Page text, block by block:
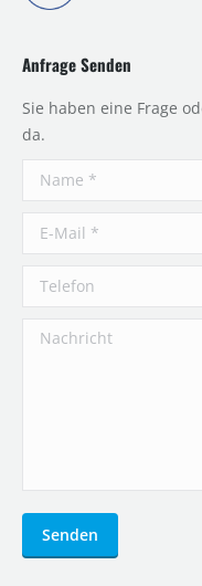
Anfrage Senden
Sie haben eine Frage
da.
Name *
E-Mail *
Telefon
Nachricht
Senden